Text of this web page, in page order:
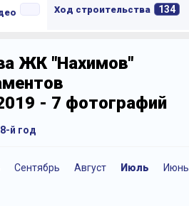
Ход строительства 134
ЖК "Нахимов"
- 7 фотографий
Сентябрь Август Июль Июнь
й год